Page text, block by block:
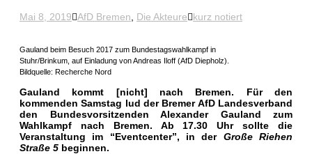
Mai 8, 2019 AfD Bremen Die Akteure kurz notiert
Gauland beim Besuch 2017 zum Bundestagswahlkampf in
Stuhr/Brinkum, auf Einladung von Andreas Iloff (AfD Diepholz).
Bildquelle: Recherche Nord
Gauland kommt [nicht] nach Bremen. Für den
kommenden Samstag lud der Bremer AfD Landesverband
den Bundesvorsitzenden Alexander Gauland zum
Wahlkampf nach Bremen. Ab 17.30 Uhr sollte die
Veranstaltung im “Eventcenter”, in der Große Riehen
Straße 5 beginnen.